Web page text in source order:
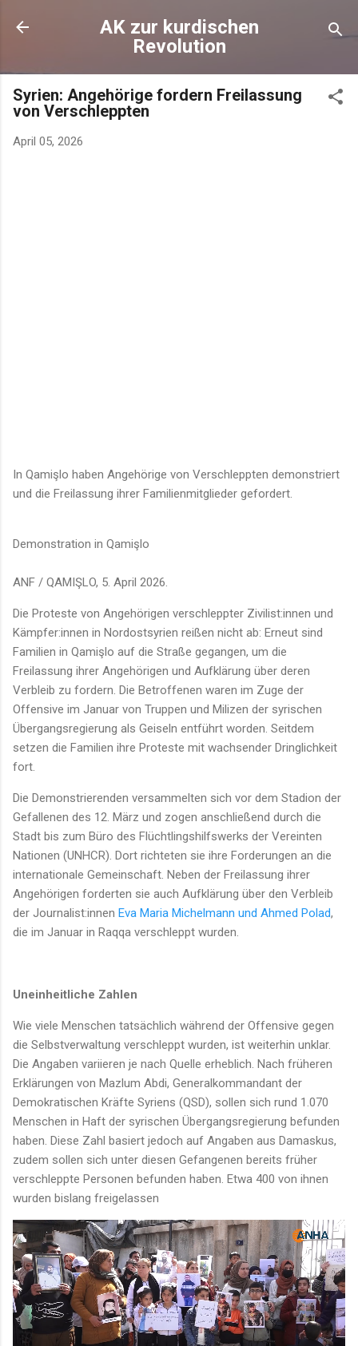
AK zur kurdischen
Revolution
Syrien: Angehörige fordern Freilassung
von Verschleppten
April 05, 2026
In Qamişlo haben Angehörige von Verschleppten demonstriert
und die Freilassung ihrer Familienmitglieder gefordert.
Demonstration in Qamişlo
ANF / QAMIŞLO, 5. April 2026.
Die Proteste von Angehörigen verschleppter Zivilist:innen und
Kämpfer:innen in Nordostsyrien reißen nicht ab: Erneut sind
Familien in Qamişlo auf die Straße gegangen, um die
Freilassung ihrer Angehörigen und Aufklärung über deren
Verbleib zu fordern. Die Betroffenen waren im Zuge der
Offensive im Januar von Truppen und Milizen der syrischen
Übergangsregierung als Geiseln entführt worden. Seitdem
setzen die Familien ihre Proteste mit wachsender Dringlichkeit
fort.
Die Demonstrierenden versammelten sich vor dem Stadion der
Gefallenen des 12. März und zogen anschließend durch die
Stadt bis zum Büro des Flüchtlingshilfswerks der Vereinten
Nationen (UNHCR). Dort richteten sie ihre Forderungen an die
internationale Gemeinschaft. Neben der Freilassung ihrer
Angehörigen forderten sie auch Aufklärung über den Verbleib
der Journalist:innen Eva Maria Michelmann und Ahmed Polad,
die im Januar in Raqqa verschleppt wurden.
Uneinheitliche Zahlen
Wie viele Menschen tatsächlich während der Offensive gegen
die Selbstverwaltung verschleppt wurden, ist weiterhin unklar.
Die Angaben variieren je nach Quelle erheblich. Nach früheren
Erklärungen von Mazlum Abdi, Generalkommandant der
Demokratischen Kräfte Syriens (QSD), sollen sich rund 1.070
Menschen in Haft der syrischen Übergangsregierung befunden
haben. Diese Zahl basiert jedoch auf Angaben aus Damaskus,
zudem sollen sich unter diesen Gefangenen bereits früher
verschleppte Personen befunden haben. Etwa 400 von ihnen
wurden bislang freigelassen